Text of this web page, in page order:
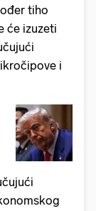
tiho
će izuzeti
i